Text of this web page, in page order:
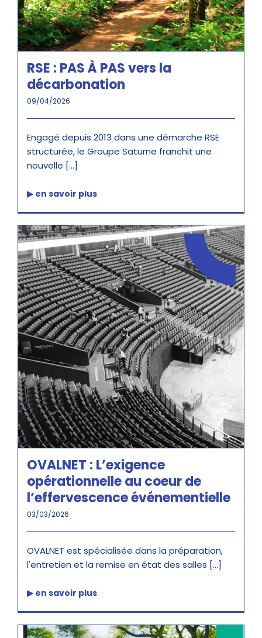
RSE : PAS À PAS vers la
décarbonation
09/04/2026
Engagé depuis 2013 dans une démarche RSE
structurée, le Groupe Saturne franchit une
nouvelle [...]
OVALNET : L’exigence
opérationnelle au coeur de
l’effervescence événementielle
03/03/2026
OVALNET est spécialisée dans la préparation,
l'entretien et la remise en état des salles [...]